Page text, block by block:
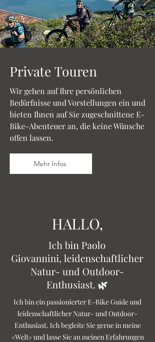
Private Touren
Wir gehen auf Ihre persönlichen
Bedürfnisse und Vorstellungen ein und
bieten Ihnen auf Sie zugeschnittene E-
Bike-Abenteuer an, die keine Wünsche
offen lassen.
Mehr Infos
HALLO,
Ich bin Paolo
Giovannini, leidenschaftlicher
Natur- und Outdoor-
Enthusiast. 🌿
Ich bin ein passionierter E-Bike Guide und
leidenschaftlicher Natur- und Outdoor-
Enthusiast. Ich begleite Sie gerne in meine
«Welt» und lasse Sie an meinen Erfahrungen